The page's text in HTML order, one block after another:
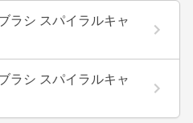
ラシ スパイラルキャ
ラシ スパイラルキャ